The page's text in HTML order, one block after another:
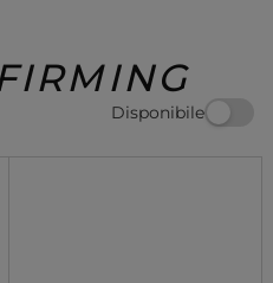
Regalo
Disponibile